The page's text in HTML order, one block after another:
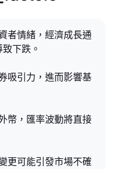
者情緒，經濟成長通
下跌。
吸引力，進而影響基
幣，匯率波動將直接
更可能引發市場不確